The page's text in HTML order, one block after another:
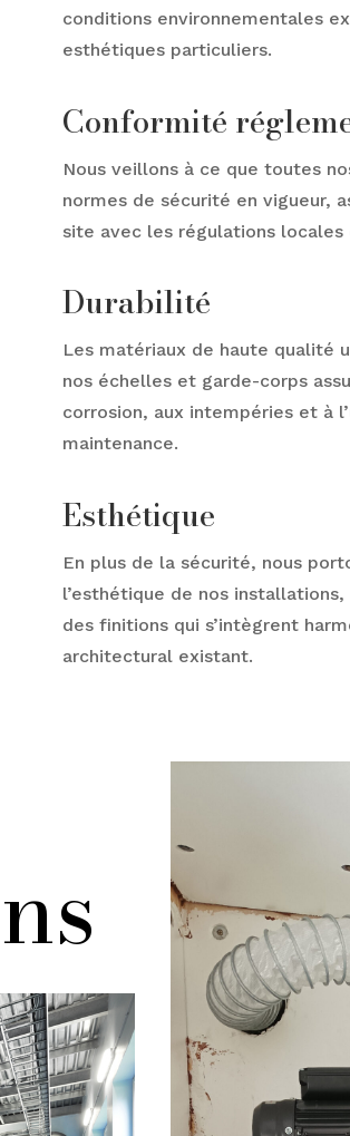
conditions environnementales
esthétiques particuliers.
Conformité
Nous veillons à ce que toutes
normes de sécurité en vigueur,
site avec les régulations
Durabilité
Les matériaux de haute qualité
nos échelles et garde-corps
corrosion, aux intempéries et à
maintenance.
Esthétique
En plus de la sécurité, nous
l’esthétique de nos
des finitions qui s’intègrent
architectural existant.